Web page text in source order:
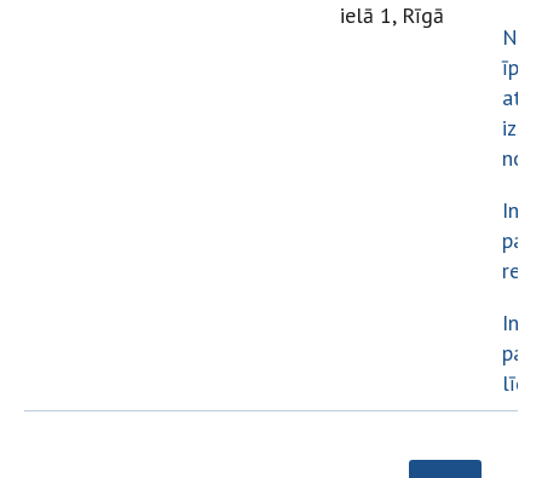
ielā 1, Rīgā
par
par